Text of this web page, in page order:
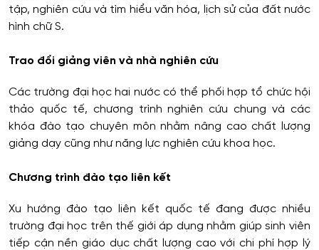
tập, nghiên cứu và tìm hiểu văn hóa, lịch sử của đất nước
hình chữ S.
Trao đổi giảng viên và nhà nghiên cứu
Các trường đại học hai nước có thể phối hợp tổ chức hội
thảo quốc tế, chương trình nghiên cứu chung và các
khóa đào tạo chuyên môn nhằm nâng cao chất lượng
giảng dạy cũng như năng lực nghiên cứu khoa học.
Chương trình đào tạo liên kết
Xu hướng đào tạo liên kết quốc tế đang được nhiều
trường đại học trên thế giới áp dụng nhằm giúp sinh viên
tiếp cận nền giáo dục chất lượng cao với chi phí hợp lý